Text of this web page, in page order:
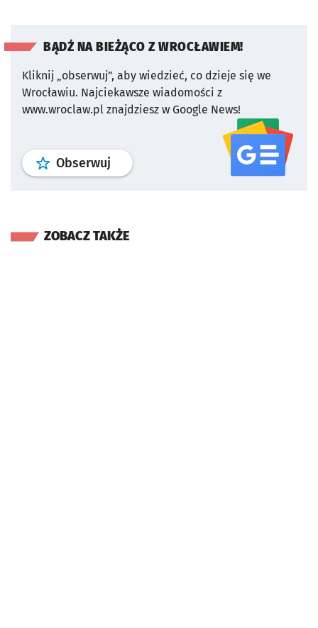
BĄDŹ NA BIEŻĄCO Z WROCŁAWIEM!
Kliknij „obserwuj”, aby wiedzieć, co dzieje się we
Wrocławiu. Najciekawsze wiadomości z
www.wroclaw.pl znajdziesz w Google News!
Obserwuj profil serwisu
ZOBACZ TAKŻE